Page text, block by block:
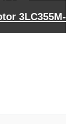
3LC355M-